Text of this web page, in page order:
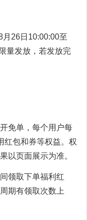
26日10:00:00至
量发放，若发放完
免单，每个用户每
红包和券等权益。权
以页面展示为准。
领取下单福利红
期有领取次数上